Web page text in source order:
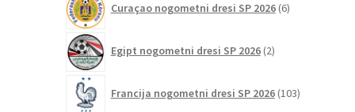
Curaçao nogometni dresi SP 2026 6izdelkov
Egipt nogometni dresi SP 2026 2izdelka
Francija nogometni dresi SP 2026 103izdelki